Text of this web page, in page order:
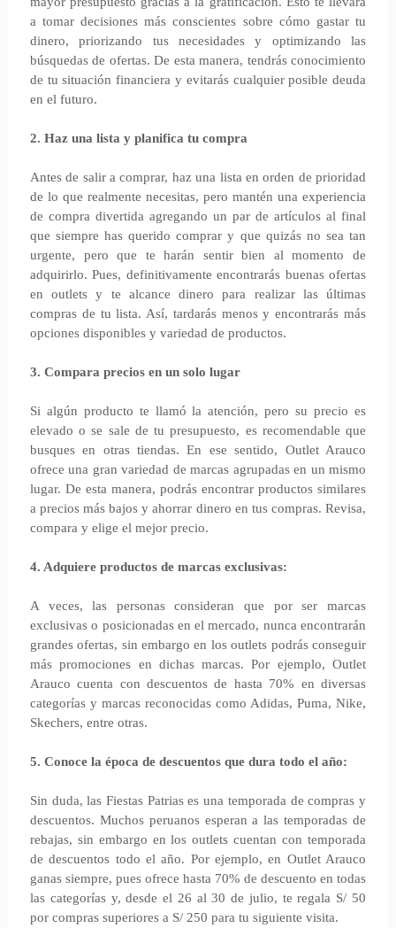
a tomar decisiones más conscientes sobre cómo gastar tu
dinero, priorizando tus necesidades y optimizando las
búsquedas de ofertas. De esta manera, tendrás conocimiento
de tu situación financiera y evitarás cualquier posible deuda
en el futuro.
2. Haz una lista y planifica tu compra
Antes de salir a comprar, haz una lista en orden de prioridad
de lo que realmente necesitas, pero mantén una experiencia
de compra divertida agregando un par de artículos al final
que siempre has querido comprar y que quizás no sea tan
urgente, pero que te harán sentir bien al momento de
adquirirlo. Pues, definitivamente encontrarás buenas ofertas
en outlets y te alcance dinero para realizar las últimas
compras de tu lista. Así, tardarás menos y encontrarás más
opciones disponibles y variedad de productos.
3. Compara precios en un solo lugar
Si algún producto te llamó la atención, pero su precio es
elevado o se sale de tu presupuesto, es recomendable que
busques en otras tiendas. En ese sentido, Outlet Arauco
ofrece una gran variedad de marcas agrupadas en un mismo
lugar. De esta manera, podrás encontrar productos similares
a precios más bajos y ahorrar dinero en tus compras. Revisa,
compara y elige el mejor precio.
4. Adquiere productos de marcas exclusivas:
A veces, las personas consideran que por ser marcas
exclusivas o posicionadas en el mercado, nunca encontrarán
grandes ofertas, sin embargo en los outlets podrás conseguir
más promociones en dichas marcas. Por ejemplo, Outlet
Arauco cuenta con descuentos de hasta 70% en diversas
categorías y marcas reconocidas como Adidas, Puma, Nike,
Skechers, entre otras.
5. Conoce la época de descuentos que dura todo el año:
Sin duda, las Fiestas Patrias es una temporada de compras y
descuentos. Muchos peruanos esperan a las temporadas de
rebajas, sin embargo en los outlets cuentan con temporada
de descuentos todo el año. Por ejemplo, en Outlet Arauco
ganas siempre, pues ofrece hasta 70% de descuento en todas
las categorías y, desde el 26 al 30 de julio, te regala S/ 50
por compras superiores a S/ 250 para tu siguiente visita.